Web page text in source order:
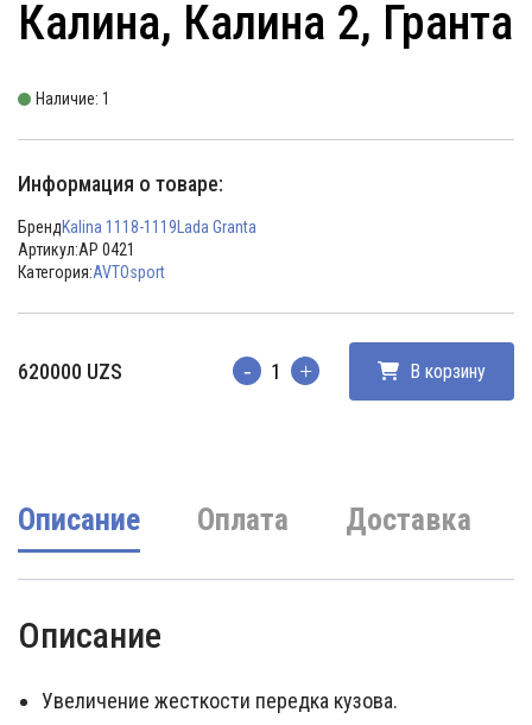
Калина, Калина 2, Гранта
Наличие: 1
Информация о товаре:
БрендKalina 1118-1119 Lada Granta
Артикул:AP 0421
Категория:AVTOsport
620000 UZS Количество В корзину
Описание Оплата Доставка
Описание
Увеличение жесткости передка кузова.